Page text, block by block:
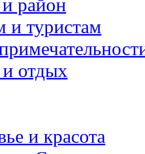
район
и туристам
отдых
и красота